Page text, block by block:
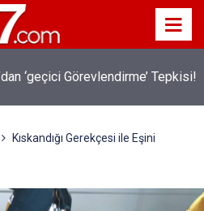
‘geçici Görevlendirme’ Tepkisi!
Kıskandığı Gerekçesi ile Eşini